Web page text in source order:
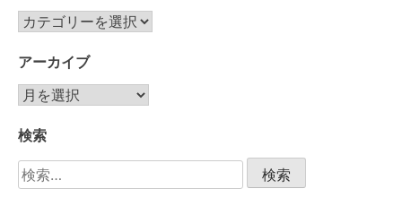
アーカイブ
検索